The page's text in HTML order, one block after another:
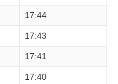
17:44
17:43
17:41
17:40